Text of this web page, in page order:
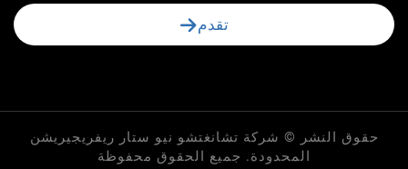
© شركة تشانغتشو نيو ستار ريفريجيريشن
المحدودة. جميع الحقوق محفوظة